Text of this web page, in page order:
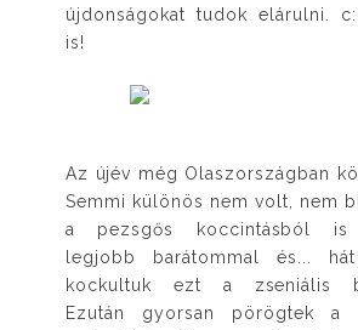
újdonságokat tudok elárulni.
is!
Az újév még Olaszországban
Semmi különös nem volt, nem
a pezsgős koccintásból is
legjobb barátommal és...
kockultuk ezt a zseniális
Ezután gyorsan pörögtek a